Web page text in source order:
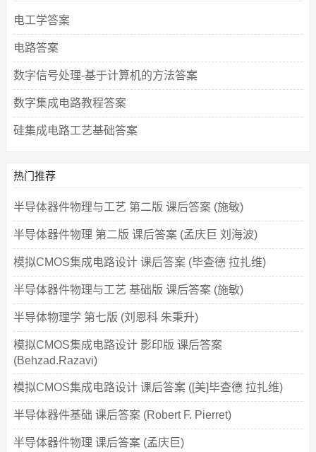
电工学答案
电路答案
数字信号处理-基于计算机的方法答案
数字集成电路教程答案
硅集成电路工艺基础答案
热门推荐
半导体器件物理与工艺 第二版 课后答案 (施敏)
半导体器件物理 第二版 课后答案 (孟庆巨 刘海波)
模拟CMOS集成电路设计 课后答案 (毕查德 拉扎维)
半导体器件物理与工艺 基础版 课后答案 (施敏)
半导体物理学 第七版 (刘恩科 朱秉升)
模拟CMOS集成电路设计 影印版 课后答案
(Behzad.Razavi)
模拟CMOS集成电路设计 课后答案 ([美]毕查德 拉扎维)
半导体器件基础 课后答案 (Robert F. Pierret)
半导体器件物理 课后答案 (孟庆巨)